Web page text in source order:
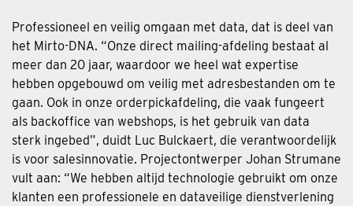
Professioneel en veilig omgaan met data, dat is deel van
het Mirto-DNA. “Onze direct mailing-afdeling bestaat al
meer dan 20 jaar, waardoor we heel wat expertise
hebben opgebouwd om veilig met adresbestanden om te
gaan. Ook in onze orderpickafdeling, die vaak fungeert
als backoffice van webshops, is het gebruik van data
sterk ingebed”, duidt Luc Bulckaert, die verantwoordelijk
is voor salesinnovatie. Projectontwerper Johan Strumane
vult aan: “We hebben altijd technologie gebruikt om onze
klanten een professionele en dataveilige dienstverlening